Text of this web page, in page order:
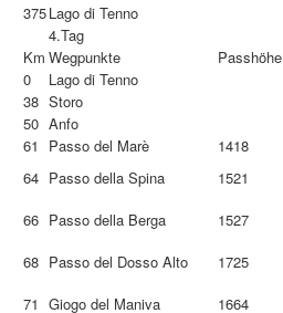
375Lago di Tenno
4.Tag
Km Wegpunkte Passhöhe
0
Lago di Tenno
38 Storo
50 Anfo
61
Passo del Marè 1418
64 Passo della Spina 1521
66 Passo della Berga 1527
68 Passo del Dosso Alto 1725
71 Giogo del Maniva 1664